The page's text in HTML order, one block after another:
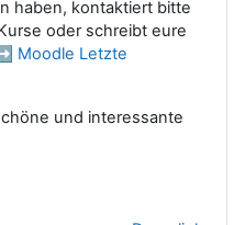
haben, kontaktiert bitte
oder schreibt eure
Moodle Letzte
und interessante